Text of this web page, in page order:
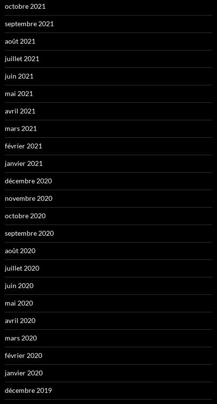
octobre 2021
septembre 2021
août 2021
juillet 2021
juin 2021
mai 2021
avril 2021
mars 2021
février 2021
janvier 2021
décembre 2020
novembre 2020
octobre 2020
septembre 2020
août 2020
juillet 2020
juin 2020
mai 2020
avril 2020
mars 2020
février 2020
janvier 2020
décembre 2019